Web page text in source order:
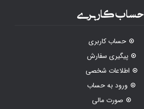
حساب کاربری
حساب کاربری
پیگیری سفارش
اطلاعات شخصی
ورود به حساب
صورت مالی